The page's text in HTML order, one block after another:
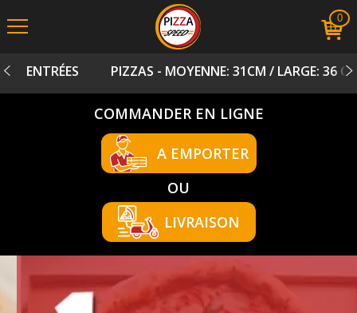
0
ENTRÉES PIZZAS - MOYENNE: 31CM / LARGE: 36
COMMANDER EN LIGNE
A EMPORTER
OU
LIVRAISON